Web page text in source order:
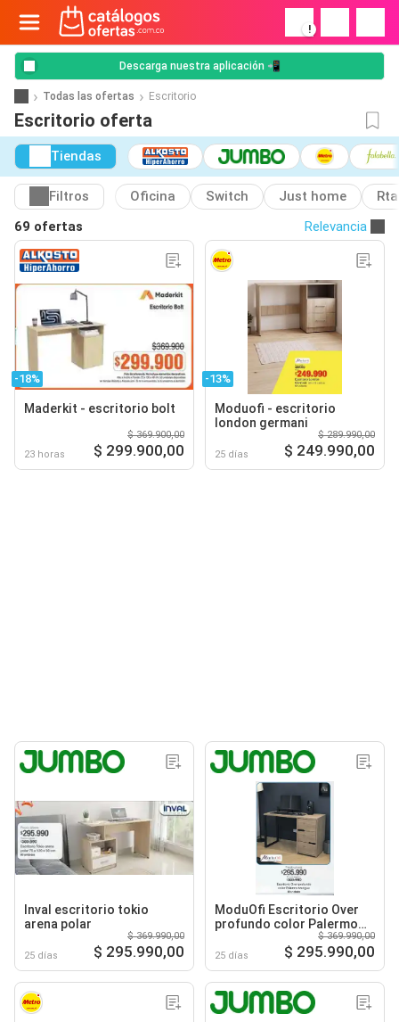
!
Descarga nuestra aplicación 📲
Todas las ofertas Escritorio
Escritorio oferta
Tiendas
Filtros Oficina Switch Just home
69 ofertas
Relevancia
-18%
Maderkit - escritorio bolt
23 horas
$ 369.900,00
$ 299.900,00
-13%
Moduofi - escritorio
london germani
25 días
$ 289.990,00
$ 249.990,00
Inval escritorio tokio
arena polar
25 días
$ 369.990,00
$ 295.990,00
ModuOfi Escritorio Over
profundo color Palermo
25 días
$ 369.990,00
$ 295.990,00